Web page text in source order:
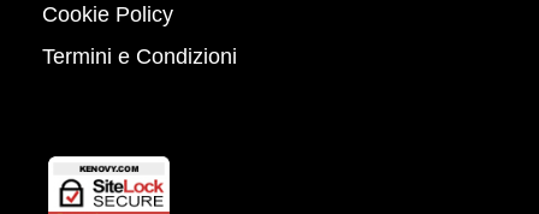
Cookie Policy
Termini e Condizioni